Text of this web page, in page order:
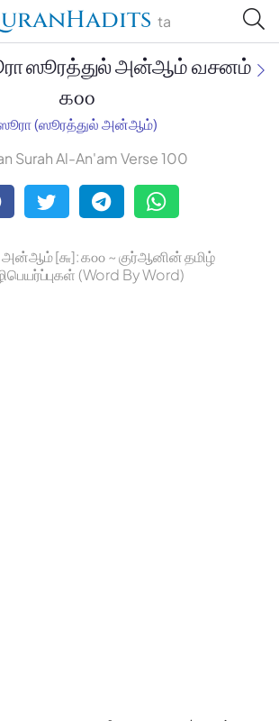
ta
Qasimi,
ஸூரத்துல் அன்ஆம் வசனம்
௧௦௦
(ஸூரத்துல் அன்ஆம்)
Surah Al-An'am Verse 100
அன்ஆம் [௬]: ௧௦௦ ~ குர்ஆனின் தமிழ்
(Word By Word)